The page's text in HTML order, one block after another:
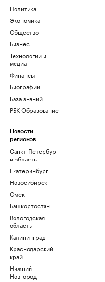
Политика
Экономика
Общество
Бизнес
Технологии и
медиа
Финансы
Биографии
База знаний
РБК Образование
Новости
регионов
Санкт-Петербург
и область
Екатеринбург
Новосибирск
Омск
Башкортостан
Вологодская
область
Калининград
Краснодарский
край
Нижний
Новгород